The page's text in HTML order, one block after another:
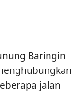
Baringin
jalan